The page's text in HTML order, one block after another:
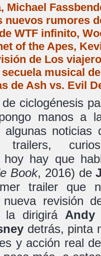
Michael
nuevos rumores
WTF infinito,
of the Apes,
de Los
musical
de Ash vs. Evil
ciclogénesis
manos a
algunas noticias
trailers,
hoy hay que
Book, 2016) de
trailer que
nueva revisión
dirigirá Andy
detrás, pinta
y acción real